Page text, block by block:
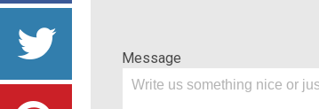
Message